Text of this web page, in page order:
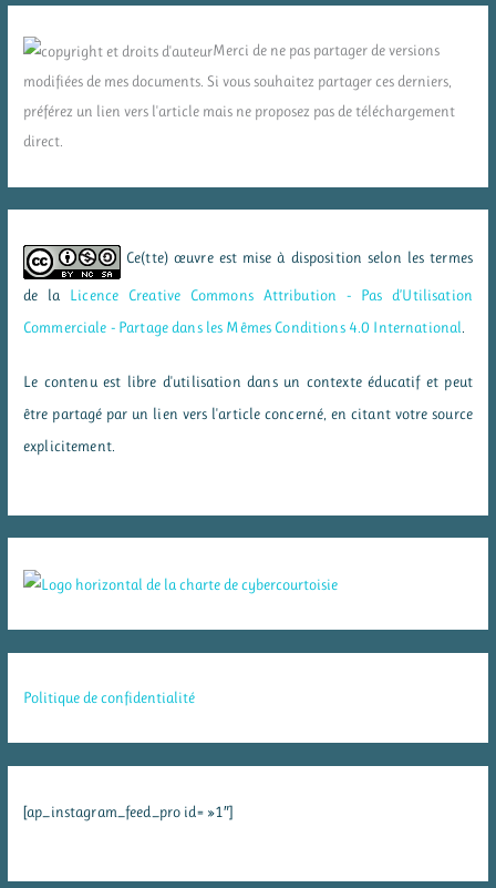
Merci de ne pas partager de versions
modifiées de mes documents. Si vous souhaitez partager ces derniers,
préférez un lien vers l'article mais ne proposez pas de téléchargement
direct.
Ce(tte) œuvre est mise à disposition selon les termes
de la Licence Creative Commons Attribution - Pas d’Utilisation
Commerciale - Partage dans les Mêmes Conditions 4.0 International.
Le contenu est libre d'utilisation dans un contexte éducatif et peut
être partagé par un lien vers l'article concerné, en citant votre source
explicitement.
Politique de confidentialité
[ap_instagram_feed_pro id= »1″]